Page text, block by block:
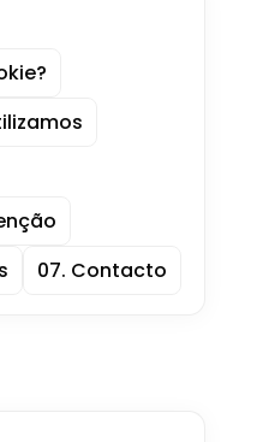
07. Contacto